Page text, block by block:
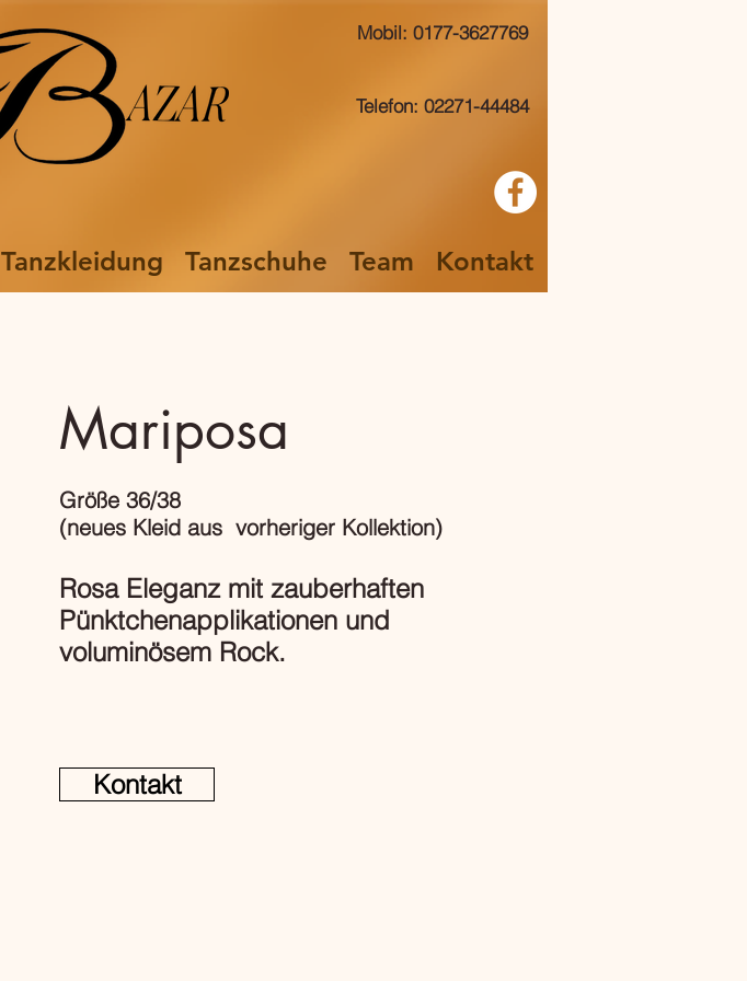
Telefon: 02271-44484
Tanzkleidung Tanzschuhe Team Kontakt
Mobil: 0177-3627769
Größe 36/38
(neues Kleid aus vorheriger Kollektion)
Rosa Eleganz mit zauberhaften
Pünktchenapplikationen und
voluminösem Rock.
Mariposa
Kontakt